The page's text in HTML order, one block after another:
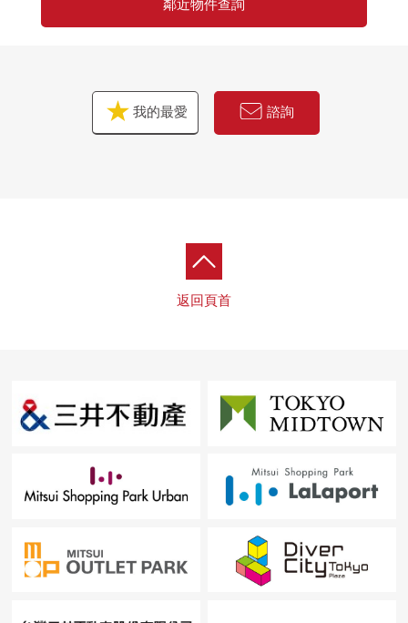
鄰近物件查詢
我的最愛 諮詢
返回頁首